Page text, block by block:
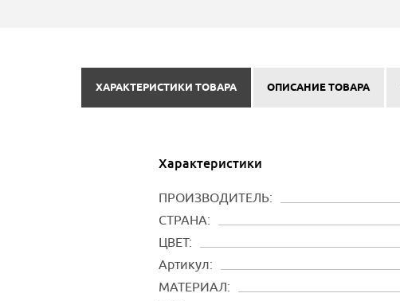
ХАРАКТЕРИСТИКИ ТОВАРА ОПИСАНИЕ ТОВАРА
Характеристики
ПРОИЗВОДИТЕЛЬ:
СТРАНА:
ЦВЕТ:
Артикул:
МАТЕРИАЛ: